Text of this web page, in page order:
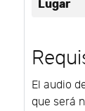
Lugar
El audio
que será